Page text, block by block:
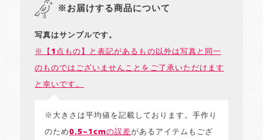
※お届けする商品について
写真はサンプルです。
※【1点もの】と表記があるもの以外は写真と同一
のものではございませんことをご了承いただけます
と幸いです。
※大きさは平均値を記載しております。手作り
のため0.5~1cmの誤差があるアイテムもござ